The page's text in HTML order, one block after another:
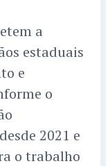
a
estaduais
e
o
2021 e
o trabalho